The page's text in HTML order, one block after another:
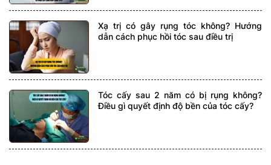
Xạ trị có gây rụng tóc không? Hướng
dẫn cách phục hồi tóc sau điều trị
Tóc cấy sau 2 năm có bị rụng không?
Điều gì quyết định độ bền của tóc cấy?